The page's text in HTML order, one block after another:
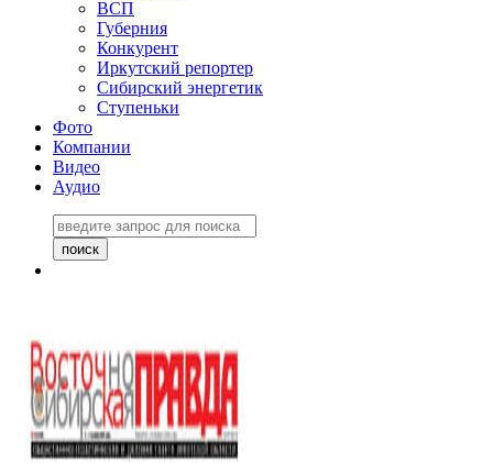
ВСП
Губерния
Конкурент
Иркутский репортер
Сибирский энергетик
Ступеньки
Фото
Компании
Видео
Аудио